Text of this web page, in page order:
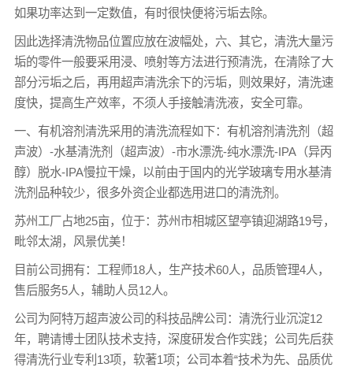
如果功率达到一定数值，有时很快便将污垢去除。
因此选择清洗物品位置应放在波幅处，六、其它，清洗大量污
垢的零件一般要采用浸、喷射等方法进行预清洗，在清除了大
部分污垢之后，再用超声清洗余下的污垢，则效果好，清洗速
度快，提高生产效率，不须人手接触清洗液，安全可靠。
一、有机溶剂清洗采用的清洗流程如下：有机溶剂清洗剂（超
声波）-水基清洗剂（超声波）-市水漂洗-纯水漂洗-IPA（异丙
醇）脱水-IPA慢拉干燥，以前由于国内的光学玻璃专用水基清
洗剂品种较少，很多外资企业都选用进口的清洗剂。
苏州工厂占地25亩，位于：苏州市相城区望亭镇迎湖路19号，
毗邻太湖，风景优美！
目前公司拥有：工程师18人，生产技术60人，品质管理4人，
售后服务5人，辅助人员12人。
公司为阿特万超声波公司的科技品牌公司：清洗行业沉淀12
年，聘请博士团队技术支持，深度研发合作实践；公司先后获
得清洗行业专利13项，软著1项；公司本着“技术为先、品质优